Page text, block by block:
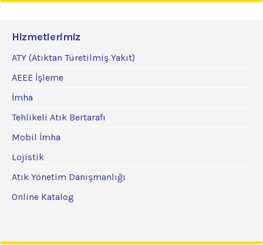
Hizmetlerimiz
ATY (Atıktan Türetilmiş Yakıt)
AEEE İşleme
İmha
Tehlikeli Atık Bertarafı
Mobil İmha
Lojistik
Atık Yönetim Danışmanlığı
Online Katalog